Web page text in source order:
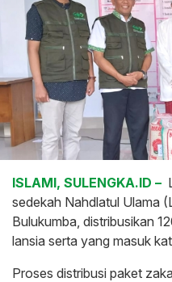
ISLAMI, SULENGKA.ID –
sedekah Nahdlatul Ulama
Bulukumba, distribusikan
lansia serta yang masuk
Proses distribusi paket